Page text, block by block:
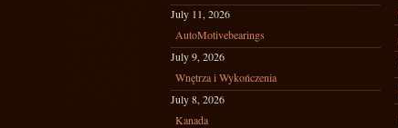
July 11, 2026
AutoMotivebearings
July 9, 2026
Wnętrza i Wykończenia
July 8, 2026
Kanada